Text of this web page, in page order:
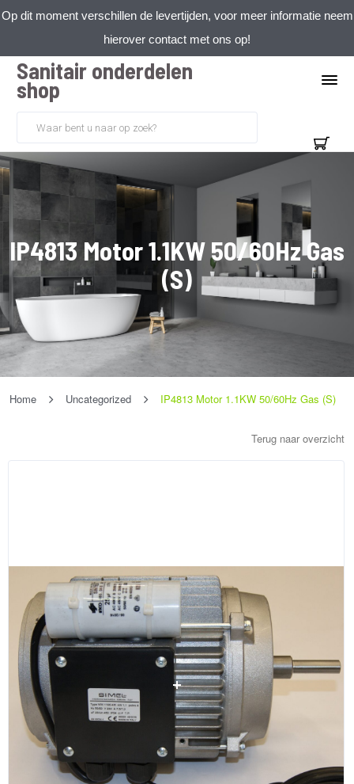
Op dit moment verschillen de levertijden, voor meer informatie neem
hierover contact met ons op!
Sanitair onderdelen
shop
IP4813 Motor 1.1KW 50/60Hz Gas
(S)
Home Uncategorized IP4813 Motor 1.1KW 50/60Hz Gas (S)
Terug naar overzicht